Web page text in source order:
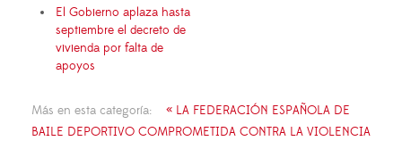
El Gobierno aplaza hasta
septiembre el decreto de
vivienda por falta de
apoyos
Más en esta categoría:
« LA FEDERACIÓN ESPAÑOLA DE
BAILE DEPORTIVO COMPROMETIDA CONTRA LA VIOLENCIA